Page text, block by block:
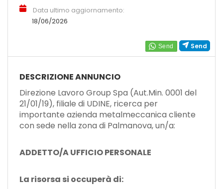
CV
Send
Data ultimo aggiornamento:
18/06/2026
DESCRIZIONE ANNUNCIO
Direzione Lavoro Group Spa (Aut.Min. 0001 del
21/01/19), filiale di UDINE, ricerca per
importante azienda metalmeccanica cliente
con sede nella zona di Palmanova, un/a:
ADDETTO/A UFFICIO PERSONALE
La risorsa si occuperà di: